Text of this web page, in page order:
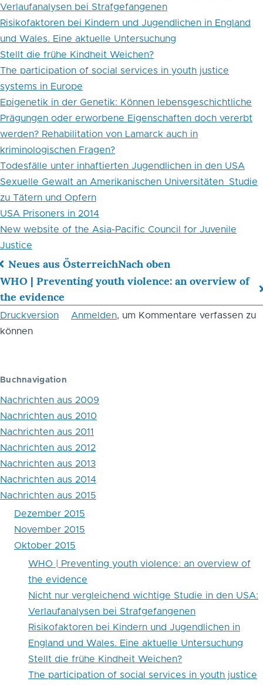
Verlaufanalysen bei Strafgefangenen
Risikofaktoren bei Kindern und Jugendlichen in England
und Wales. Eine aktuelle Untersuchung
Stellt die frühe Kindheit Weichen?
The participation of social services in youth justice
systems in Europe
Epigenetik in der Genetik: Können lebensgeschichtliche
Prägungen oder erworbene Eigenschaften doch vererbt
werden? Rehabilitation von Lamarck auch in
kriminologischen Fragen?
Todesfälle unter inhaftierten Jugendlichen in den USA
Sexuelle Gewalt an Amerikanischen Universitäten_Studie
zu Tätern und Opfern
USA Prisoners in 2014
New website of the Asia-Pacific Council for Juvenile
Justice
Links
für
das
Buch
Oktober
2015
Neues aus ÖsterreichNach oben
WHO | Preventing youth violence: an overview of
the evidence
Druckversion Anmelden, um Kommentare verfassen zu
können
Buchnavigation
Nachrichten aus 2009
Nachrichten aus 2010
Nachrichten aus 2011
Nachrichten aus 2012
Nachrichten aus 2013
Nachrichten aus 2014
Nachrichten aus 2015
Dezember 2015
November 2015
Oktober 2015
WHO | Preventing youth violence: an overview of
the evidence
Nicht nur vergleichend wichtige Studie in den USA:
Verlaufanalysen bei Strafgefangenen
Risikofaktoren bei Kindern und Jugendlichen in
England und Wales. Eine aktuelle Untersuchung
Stellt die frühe Kindheit Weichen?
The participation of social services in youth justice